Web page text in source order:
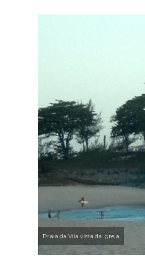
Praia da Vila vista da Igreja